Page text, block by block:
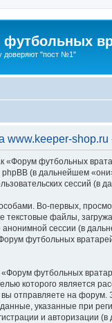
доверяют "пост №1"
www.keeper-
«Форум футбольных
(в дальнейшем
сессий (в
Во-первых,
текстовые файлы,
сессии (в
футбольных
футбольных
которого является
отправляете на
указанные при
и авторизации